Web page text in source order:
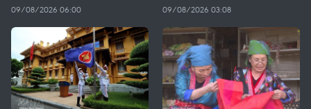
09/08/2026 06:00 09/08/2026 03:08